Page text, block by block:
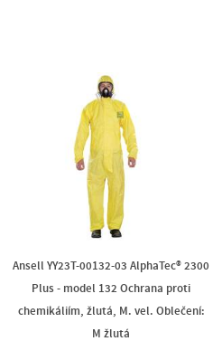
Ansell YY23T-00132-03 AlphaTec® 2300
Plus - model 132 Ochrana proti
chemikáliím, žlutá, M. vel. Oblečení:
M žlutá